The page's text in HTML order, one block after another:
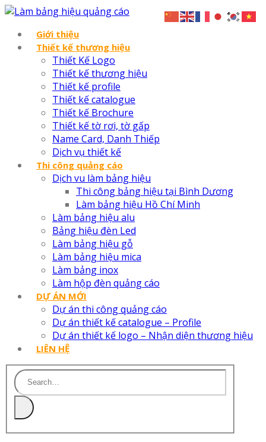
Giới thiệu
Thiết kế thương hiệu
Thiết Kế Logo
Thiết kế thương hiệu
Thiết kế profile
Thiết kế catalogue
Thiết kế Brochure
Thiết kế tờ rơi, tờ gấp
Name Card, Danh Thiếp
Dịch vụ thiết kế
Thi công quảng cáo
Dịch vu làm bảng hiệu
Thi công bảng hiệu tại Bình Dương
Làm bảng hiệu Hồ Chí Minh
Làm bảng hiệu alu
Bảng hiệu đèn Led
Làm bảng hiệu gỗ
Làm bảng hiệu mica
Làm bảng inox
Làm hộp đèn quảng cáo
DỰ ÁN MỚI
Dự án thi công quảng cáo
Dự án thiết kế catalogue – Profile
Dự án thiết kế logo – Nhận diện thương hiệu
LIÊN HỆ